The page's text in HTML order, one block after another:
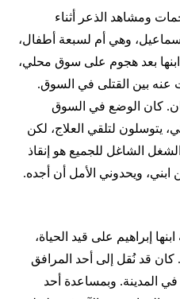
ومشاهد الذعر أثناء
وهي أم لسبعة أطفال،
بعد هجوم على سوق محلي،
عنه بين القتلى في السوق.
كان الوضع في السوق
يتوسلون لتلقي العلاج، لكن
الشاغل للجميع هو إنقاذ
ويحدوني الأمل أن أجده.
إبراهيم على قيد الحياة،
قد نُقل إلى أحد المرافق
في المدينة. وبمساعدة أحد